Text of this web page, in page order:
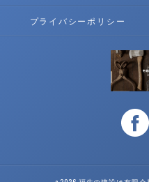
プライバシーポリシー